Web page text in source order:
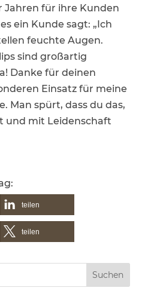
Jahren für ihre Kunden
ein Kunde sagt: „Ich
feuchte Augen.
sind großartig
Danke für deinen
Einsatz für meine
Man spürt, dass du das,
und mit Leidenschaft
teilen
teilen